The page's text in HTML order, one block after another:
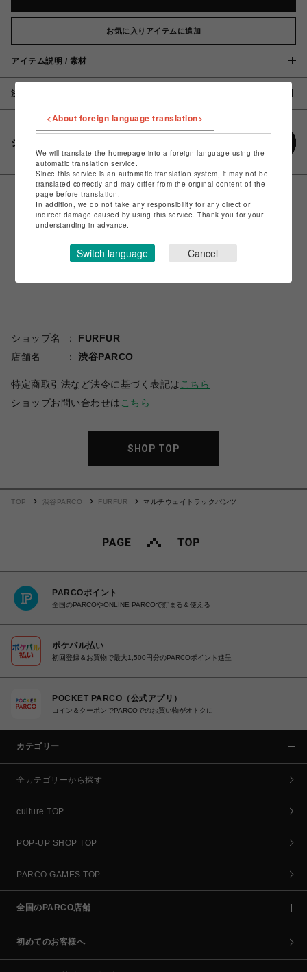
お気に入りアイテムに追加
アイテム説明 / 素材
注意事項
シェアする
ショップ名
FURFUR
店舗名
渋谷PARCO
特定商取引法など法令に基づく表記は こちら
ショップお問い合わせは こちら
SHOP TOP
TOP 渋谷PARCO FURFUR マルチウェイトラックパンツ
PARCOポイント
全国のPARCOやONLINE PARCOで貯まる＆使える
ポケパル払い
初回登録＆お買物で最大1,500円分のPARCOポイント進呈
POCKET PARCO（公式アプリ）
コイン＆クーポンでPARCOでのお買い物がオトクに
カテゴリー
全カテゴリーから探す
culture TOP
POP-UP SHOP TOP
PARCO GAMES TOP
全国のPARCO店舗
初めてのお客様へ
<About foreign language translation>
We will translate the homepage into a foreign language using the
automatic translation service.
Since this service is an automatic translation system, it may not be
translated correctly and may differ from the original content of the
page before translation.
In addition, we do not take any responsibility for any direct or
indirect damage caused by using this service. Thank you for your
understanding in advance.
Switch language Cancel